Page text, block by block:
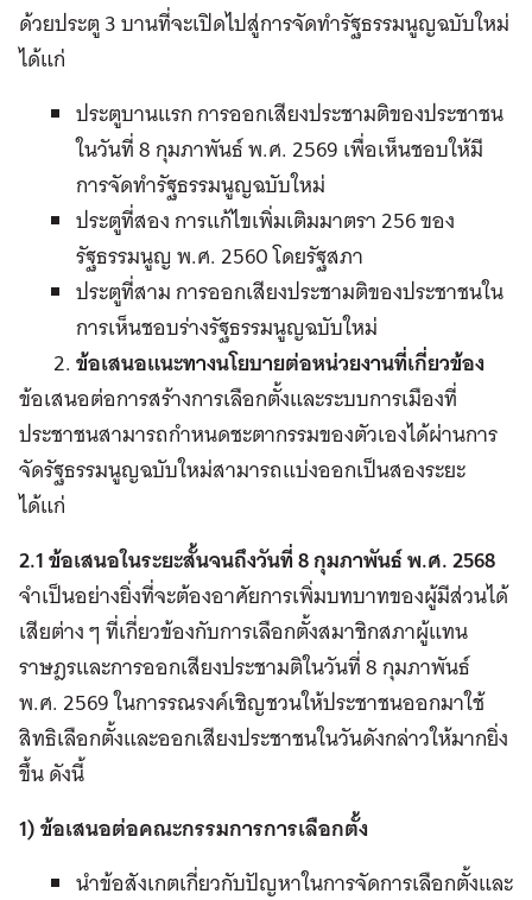
ด้วยประตู 3 บานที่จะเปิดไปสู่การจัดทำรัฐธรรมนูญฉบับใหม่
ได้แก่
ประตูบานแรก การออกเสียงประชามติของประชาชน
ในวันที่ 8 กุมภาพันธ์ พ.ศ. 2569 เพื่อเห็นชอบให้มี
การจัดทำรัฐธรรมนูญฉบับใหม่
ประตูที่สอง การแก้ไขเพิ่มเติมมาตรา 256 ของ
รัฐธรรมนูญ พ.ศ. 2560 โดยรัฐสภา
ประตูที่สาม การออกเสียงประชามติของประชาชนใน
การเห็นชอบร่างรัฐธรรมนูญฉบับใหม่
ข้อเสนอแนะทางนโยบายต่อหน่วยงานที่เกี่ยวข้อง
ข้อเสนอต่อการสร้างการเลือกตั้งและระบบการเมืองที่
ประชาชนสามารถกำหนดชะตากรรมของตัวเองได้ผ่านการ
จัดรัฐธรรมนูญฉบับใหม่สามารถแบ่งออกเป็นสองระยะ
ได้แก่
2.1 ข้อเสนอในระยะสั้นจนถึงวันที่ 8 กุมภาพันธ์ พ.ศ. 2568
จำเป็นอย่างยิ่งที่จะต้องอาศัยการเพิ่มบทบาทของผู้มีส่วนได้
เสียต่าง ๆ ที่เกี่ยวข้องกับการเลือกตั้งสมาชิกสภาผู้แทน
ราษฎรและการออกเสียงประชามติในวันที่ 8 กุมภาพันธ์
พ.ศ. 2569 ในการรณรงค์เชิญชวนให้ประชาชนออกมาใช้
สิทธิเลือกตั้งและออกเสียงประชาชนในวันดังกล่าวให้มากยิ่ง
ขึ้น ดังนี้
1) ข้อเสนอต่อคณะกรรมการการเลือกตั้ง
นำข้อสังเกตเกี่ยวกับปัญหาในการจัดการเลือกตั้งและ